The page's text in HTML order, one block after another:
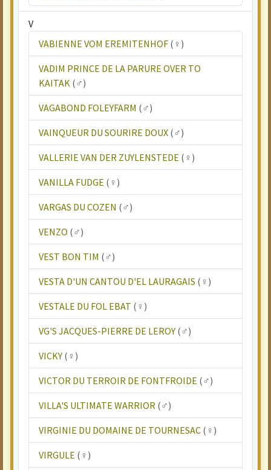
V
VABIENNE VOM EREMITENHOF (♀)
VADIM PRINCE DE LA PARURE OVER TO
KAITAK (♂)
VAGABOND FOLEYFARM (♂)
VAINQUEUR DU SOURIRE DOUX (♂)
VALLERIE VAN DER ZUYLENSTEDE (♀)
VANILLA FUDGE (♀)
VARGAS DU COZEN (♂)
VENZO (♂)
VEST BON TIM (♂)
VESTA D'UN CANTOU D'EL LAURAGAIS (♀)
VESTALE DU FOL EBAT (♀)
VG'S JACQUES-PIERRE DE LEROY (♂)
VICKY (♀)
VICTOR DU TERROIR DE FONTFROIDE (♂)
VILLA'S ULTIMATE WARRIOR (♂)
VIRGINIE DU DOMAINE DE TOURNESAC (♀)
VIRGULE (♀)